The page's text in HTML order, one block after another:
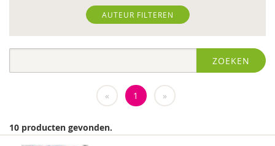
Landelijk Kenniscentrum LVB
Respect Foundation
Brenda Abrahamse-Van Beek
AUTEUR FILTEREN
ZOEKEN
« 1 »
10 producten gevonden.